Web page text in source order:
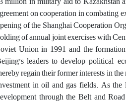
on cooperation in combating
of the Shanghai Cooperation
of annual joint exercises with
Union in 1991 and the
leaders to develop political,
regain their former interests in
in oil and gas fields. As
through the Belt and